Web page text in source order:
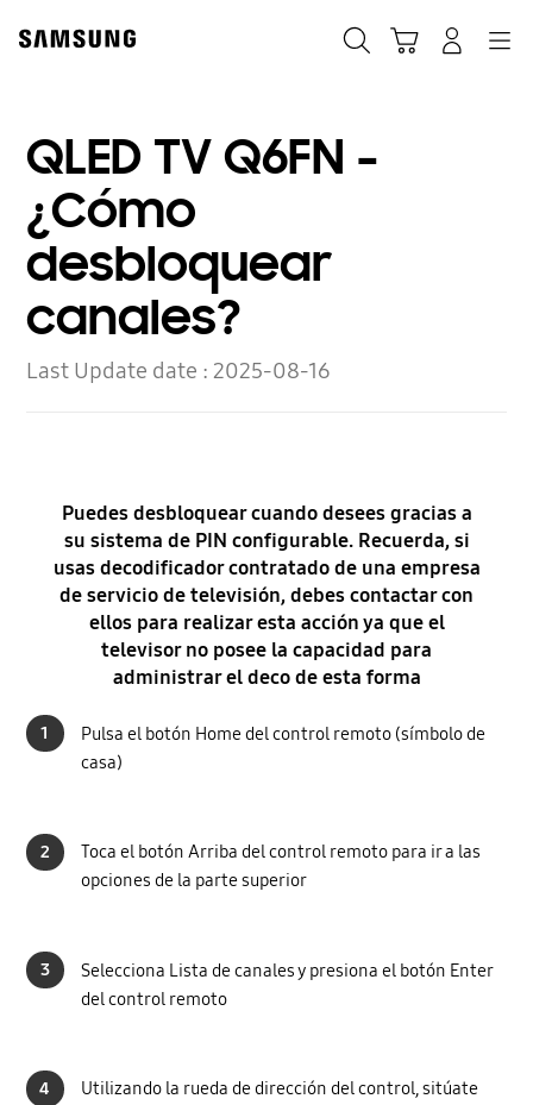
content
QLED TV Q6FN -
¿Cómo
desbloquear
canales?
Last Update date :2025-08-16
Puedes desbloquear cuando desees gracias a
su sistema de PIN configurable. Recuerda, si
usas decodificador contratado de una empresa
de servicio de televisión, debes contactar con
ellos para realizar esta acción ya que el
televisor no posee la capacidad para
administrar el deco de esta forma
1
Pulsa el botón Home del control remoto (símbolo de
casa)
2
Toca el botón Arriba del control remoto para ir a las
opciones de la parte superior
3
Selecciona Lista de canales y presiona el botón Enter
del control remoto
4
Utilizando la rueda de dirección del control, sitúate